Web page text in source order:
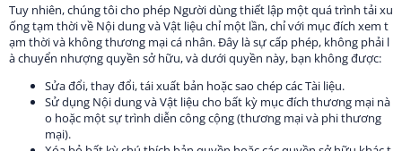
Tuy nhiên, chúng tôi cho phép Người dùng thiết lập một quá trình tải xu
ống tạm thời về Nội dung và Vật liệu chỉ một lần, chỉ với mục đích xem t
ạm thời và không thương mại cá nhân. Đây là sự cấp phép, không phải l
à chuyển nhượng quyền sở hữu, và dưới quyền này, bạn không được:
Sửa đổi, thay đổi, tái xuất bản hoặc sao chép các Tài liệu.
Sử dụng Nội dung và Vật liệu cho bất kỳ mục đích thương mại nà
o hoặc một sự trình diễn công cộng (thương mại và phi thương
mại).